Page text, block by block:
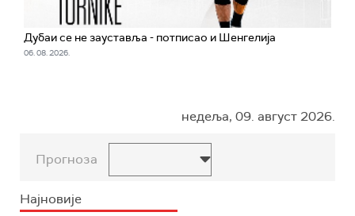
Дубаи се не зауставља - потписао и Шенгелија
06. 08. 2026.
недеља, 09. август 2026.
Прогноза
Најновије